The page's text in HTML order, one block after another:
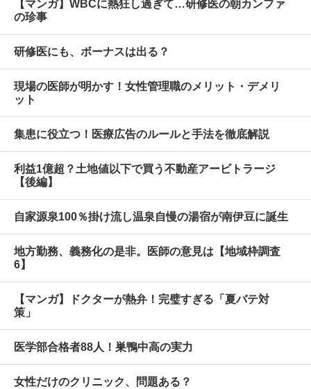
【マンガ】WBCに熱狂し過ぎて…研修医の朝カンファ
の珍事
研修医にも、ボーナスは出る？
現場の医師が明かす！女性管理職のメリット・デメリ
ット
集患に役立つ！医療広告のルールと手法を徹底解説
利益1億超？土地値以下で買う不動産アービトラージ
【後編】
自家源泉100％掛け流し温泉自慢の湯宿が南伊豆に誕生
地方勤務、義務化の是非。医師の意見は【地域枠調査
6】
【マンガ】ドクターが熱弁！完璧すぎる「夏バテ対
策」
医学部合格者88人！巣鴨中高の実力
女性だけのクリニック、問題ある？